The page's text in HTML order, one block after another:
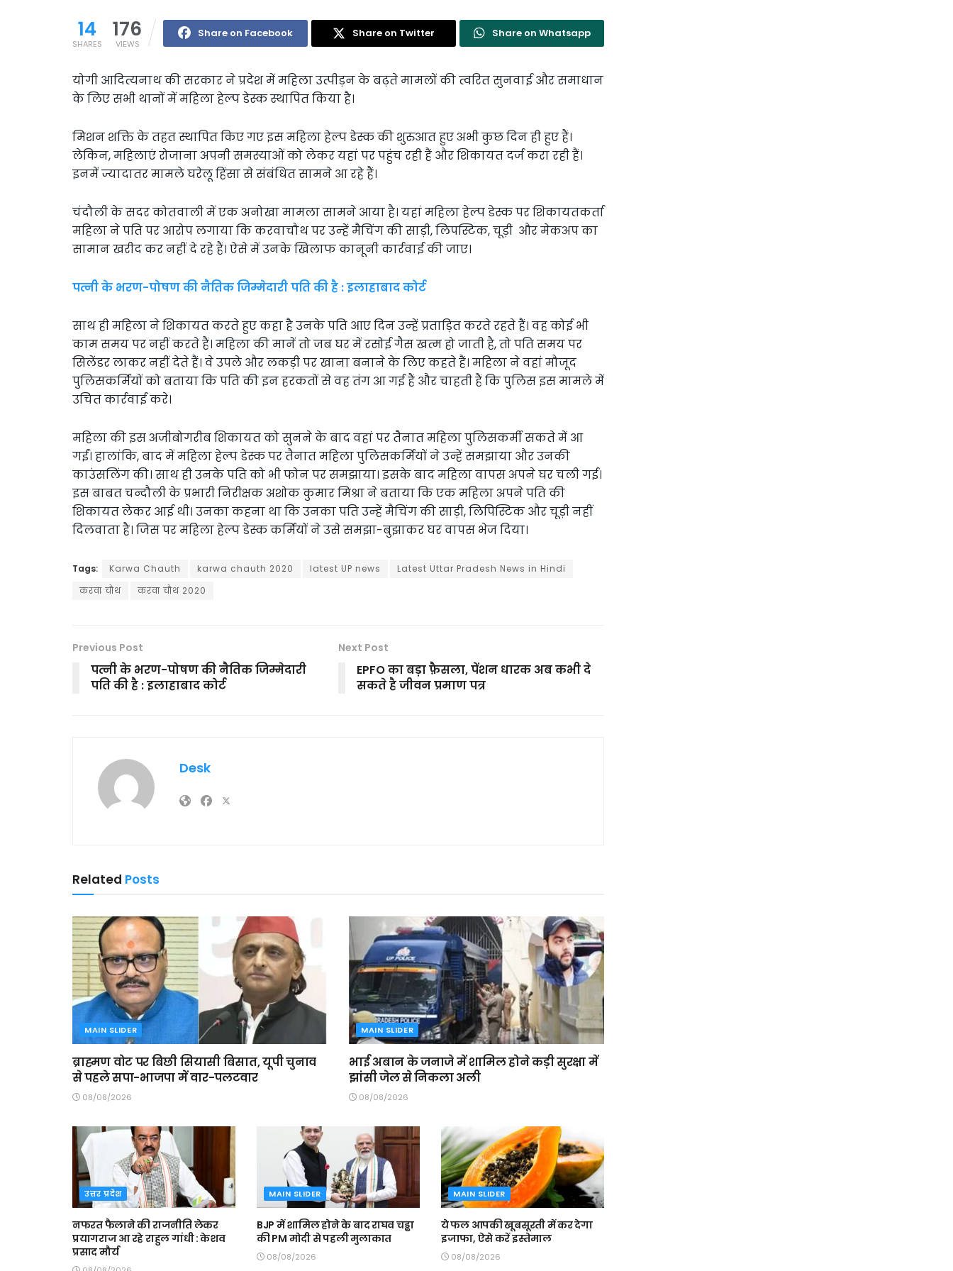
14
SHARES
176
VIEWS
Share on Facebook Share on Twitter Share on Whatsapp
योगी आदित्यनाथ की सरकार ने प्रदेश में महिला उत्पीड़न के बढ़ते मामलों की त्वरित सुनवाई और समाधान
के लिए सभी थानों में महिला हेल्प डेस्क स्थापित किया है।
मिशन शक्ति के तहत स्थापित किए गए इस महिला हेल्प डेस्क की शुरुआत हुए अभी कुछ दिन ही हुए हैं।
लेकिन, महिलाएं रोजाना अपनी समस्याओं को लेकर यहां पर पहुंच रही हैं और शिकायत दर्ज करा रही हैं।
इनमें ज्यादातर मामले घरेलू हिंसा से संबंधित सामने आ रहे हैं।
चंदौली के सदर कोतवाली में एक अनोखा मामला सामने आया है। यहां महिला हेल्प डेस्क पर शिकायतकर्ता
महिला ने पति पर आरोप लगाया कि करवाचौथ पर उन्‍हें मैचिंग की साड़ी, लिपस्टिक, चूड़ी और मेकअप का
सामान खरीद कर नहीं दे रहे हैं। ऐसे में उनके खिलाफ कानूनी कार्रवाई की जाए।
पत्नी के भरण-पोषण की नैतिक जिम्मेदारी पति की है : इलाहाबाद कोर्ट
साथ ही महिला ने शिकायत करते हुए कहा है उनके पति आए दिन उन्‍हें प्रताड़ित करते रहते हैं। वह कोई भी
काम समय पर नहीं करते हैं। महिला की मानें तो जब घर में रसोई गैस खत्म हो जाती है, तो पति समय पर
सिलेंडर लाकर नहीं देते हैं। वे उपले और लकड़ी पर खाना बनाने के लिए कहते हैं। महिला ने वहां मौजूद
पुलिसकर्मियों को बताया कि पति की इन हरकतों से वह तंग आ गई हैं और चाहती हैं कि पुलिस इस मामले में
उचित कार्रवाई करे।
महिला की इस अजीबोगरीब शिकायत को सुनने के बाद वहां पर तैनात महिला पुलिसकर्मी सकते में आ
गईं। हालांकि, बाद में महिला हेल्प डेस्क पर तैनात महिला पुलिसकर्मियों ने उन्हें समझाया और उनकी
काउंसलिंग की। साथ ही उनके पति को भी फोन पर समझाया। इसके बाद महिला वापस अपने घर चली गई।
इस बाबत चन्दौली के प्रभारी निरीक्षक अशोक कुमार मिश्रा ने बताया कि एक महिला अपने पति की
शिकायत लेकर आई थी। उनका कहना था कि उनका पति उन्‍हें मैचिंग की साड़ी, लिपिस्टिक और चूड़ी नहीं
दिलवाता है। जिस पर महिला हेल्प डेस्क कर्मियों ने उसे समझा-बुझाकर घर वापस भेज दिया।
Tags: Karwa Chauth karwa chauth 2020 latest UP news
Latest Uttar Pradesh News in Hindi
करवा चौथ
करवा चौथ 2020
Previous Post
पत्नी के भरण-पोषण की नैतिक जिम्मेदारी
पति की है : इलाहाबाद कोर्ट
Next Post
EPFO का बड़ा फ़ैसला, पेंशन धारक अब कभी दे
सकते है जीवन प्रमाण पत्र
Desk
Related Posts
MAIN SLIDER
ब्राह्मण वोट पर बिछी सियासी बिसात, यूपी चुनाव
से पहले सपा-भाजपा में वार-पलटवार
08/08/2026
MAIN SLIDER
भाई अबान के जनाजे में शामिल होने कड़ी सुरक्षा में
झांसी जेल से निकला अली
08/08/2026
उत्तर प्रदेश
नफरत फैलाने की राजनीति लेकर
प्रयागराज आ रहे राहुल गांधी : केशव
प्रसाद मौर्य
MAIN SLIDER
BJP में शामिल होने के बाद राघव चड्ढा
की PM मोदी से पहली मुलाकात
08/08/2026
MAIN SLIDER
ये फल आपकी खूबसूरती में कर देगा
इजाफा, ऐसे करें इस्तेमाल
08/08/2026